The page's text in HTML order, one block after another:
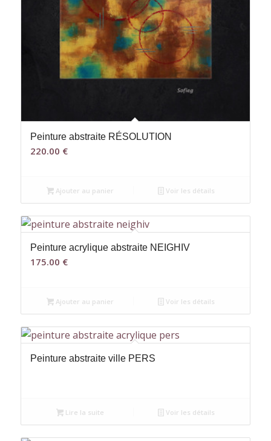
Peinture abstraite RÉSOLUTION
220.00 €
Ajouter au panier Voir les détails
Peinture acrylique abstraite NEIGHIV
175.00 €
Ajouter au panier Voir les détails
Peinture abstraite ville PERS
Lire la suite Voir les détails